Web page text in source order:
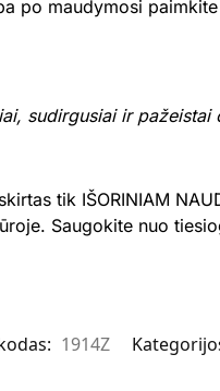
po maudymosi
sudirgusiai ir pažeistai
tik IŠORINIAM
Saugokite nuo
1914Z